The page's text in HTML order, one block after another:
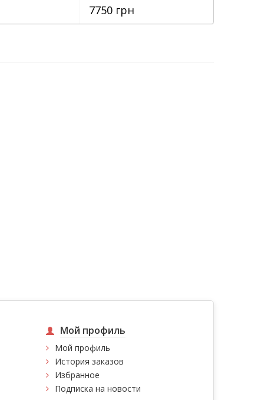
7750 грн
Мой профиль
Мой профиль
История заказов
Избранное
Подписка на новости